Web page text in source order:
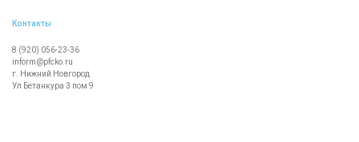
Контакты
8 (920) 056-23-36
inform@pfcko.ru
г. Нижний Новгород
Ул Бетанкура 3 пом 9